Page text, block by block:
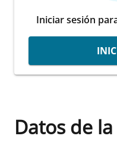
Iniciar sesión
Datos de